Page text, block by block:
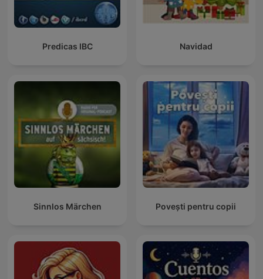
Predicas IBC Navidad
Sinnlos Märchen Povești pentru copii